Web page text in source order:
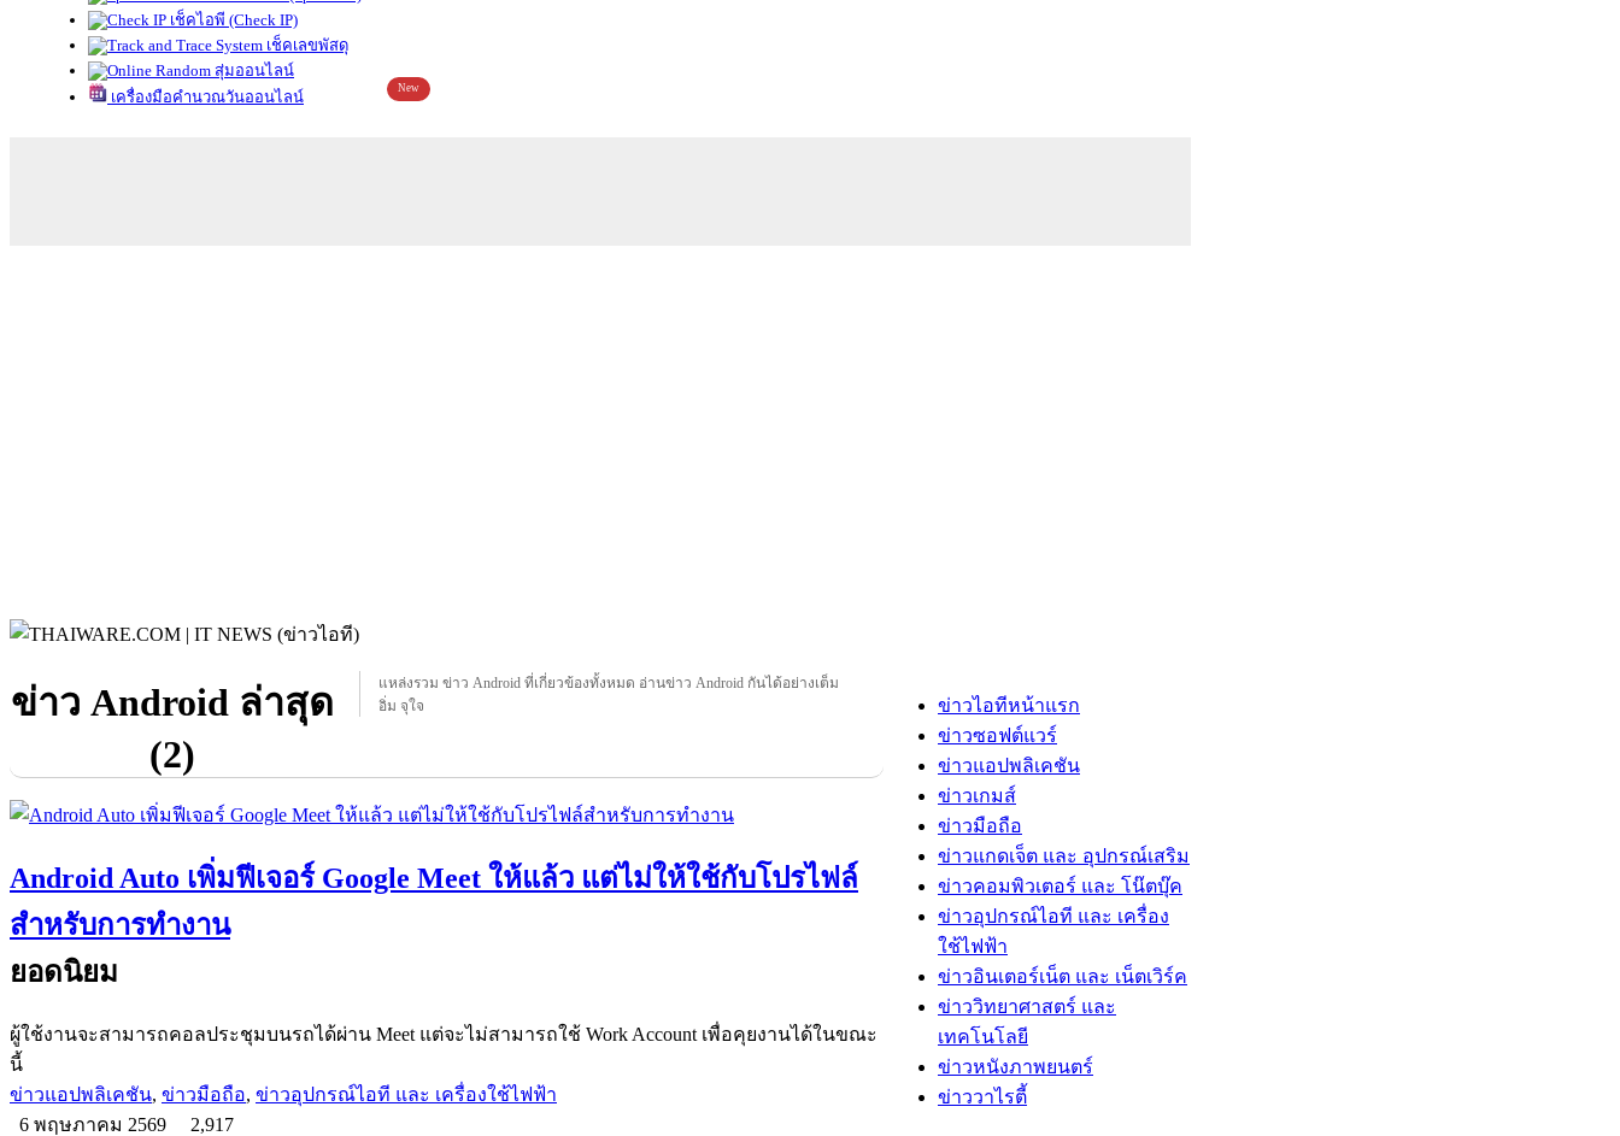
เช็คไอพี (Check IP)
เช็คเลขพัสดุ
สุ่มออนไลน์
เครื่องมือคำนวณวันออนไลน์
New
ข่าว Android ล่าสุด
(2)
แหล่งรวม ข่าว Android ที่เกี่ยวข้องทั้งหมด อ่านข่าว Android กันได้อย่างเต็ม
อิ่ม จุใจ
Android Auto เพิ่มฟีเจอร์ Google Meet ให้แล้ว แต่ไม่ให้ใช้กับโปรไฟล์
สำหรับการทำงาน
ยอดนิยม
ผู้ใช้งานจะสามารถคอลประชุมบนรถได้ผ่าน Meet แต่จะไม่สามารถใช้ Work Account เพื่อคุยงานได้ในขณะ
นี้
ข่าวแอปพลิเคชัน, ข่าวมือถือ, ข่าวอุปกรณ์ไอที และ เครื่องใช้ไฟฟ้า
6 พฤษภาคม 2569
2,917
ข่าวไอทีหน้าแรก
ข่าวซอฟต์แวร์
ข่าวแอปพลิเคชัน
ข่าวเกมส์
ข่าวมือถือ
ข่าวแกดเจ็ต และ อุปกรณ์เสริม
ข่าวคอมพิวเตอร์ และ โน๊ตบุ๊ค
ข่าวอุปกรณ์ไอที และ เครื่อง
ใช้ไฟฟ้า
ข่าวอินเตอร์เน็ต และ เน็ตเวิร์ค
ข่าววิทยาศาสตร์ และ
เทคโนโลยี
ข่าวหนังภาพยนตร์
ข่าววาไรตี้